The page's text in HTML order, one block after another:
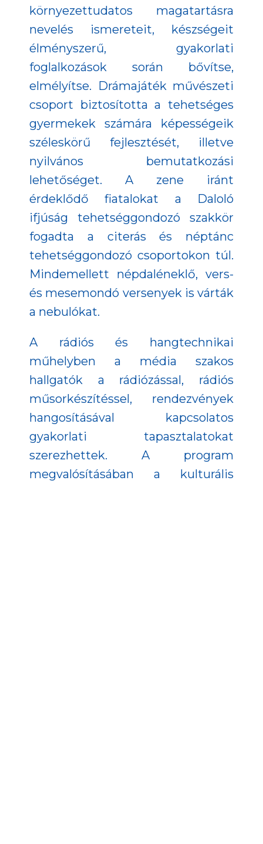
környezettudatos magatartásra
nevelés ismereteit, készségeit
élményszerű, gyakorlati
foglalkozások során bővítse,
elmélyítse. Drámajáték művészeti
csoport biztosította a tehetséges
gyermekek számára képességeik
széleskörű fejlesztését, illetve
nyilvános bemutatkozási
lehetőséget. A zene iránt
érdeklődő fiatalokat a Daloló
ifjúság tehetséggondozó szakkör
fogadta a citerás és néptánc
tehetséggondozó csoportokon túl.
Mindemellett népdaléneklő, vers-
és mesemondó versenyek is várták
a nebulókat.
A rádiós és hangtechnikai
műhelyben a média szakos
hallgatók a rádiózással, rádiós
műsorkészítéssel, rendezvények
hangosításával kapcsolatos
gyakorlati tapasztalatokat
szerezhettek. A program
megvalósításában a kulturális